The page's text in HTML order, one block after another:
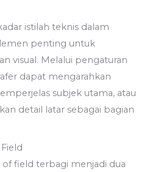
istilah teknis dalam
penting untuk
visual. Melalui pengaturan
dapat mengarahkan
subjek utama, atau
detail latar sebagai bagian
field terbagi menjadi dua